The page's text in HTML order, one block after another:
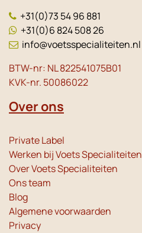
+31(0)73 54 96 881
+31(0)6 824 508 26
info@voetsspecialiteiten.nl
BTW-nr: NL 822541075B01
KVK-nr. 50086022
Over ons
Private Label
Werken bij Voets Specialiteiten
Over Voets Specialiteiten
Ons team
Blog
Algemene voorwaarden
Privacy